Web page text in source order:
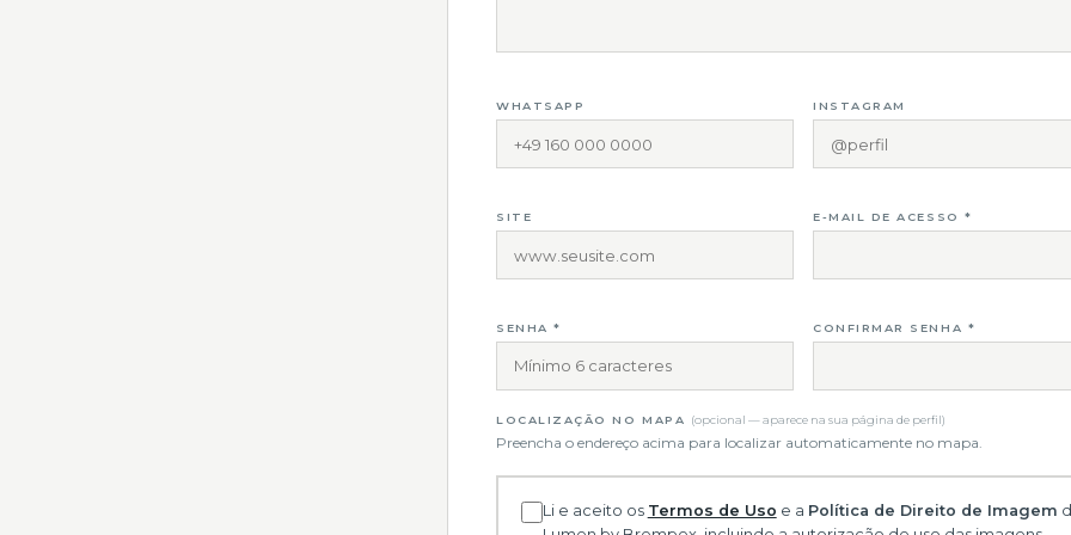
WHATSAPP INSTAGRAM
SITE E-MAIL DE ACESSO *
SENHA * CONFIRMAR SENHA *
LOCALIZAÇÃO NO MAPA (opcional — aparece na sua página de perfil)
Preencha o endereço acima para localizar automaticamente no mapa.
Li e aceito os Termos de Uso e a Política de Direito de Imagem